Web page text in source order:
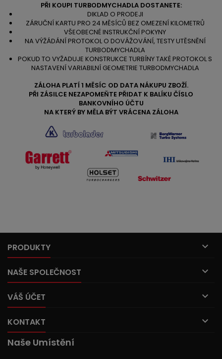
PŘI KOUPI TURBODMYCHADLA DOSTANETE:
DIKLAD O PRODEJI
ZÁRUČNÍ KARTU PRO 24 MĚSÍCŮ BEZ OMEZENÍ KILOMETRŮ
VŠEOBECNÉ INSTRUKČNÍ POKYNY
NA VÝŽÁDÁNÍ PROTOKOL O DOVÁŽOVÁNÍ, TESTY UTĚSNĚNÍ
TURBODMYCHADLA
POKUD TO VYŽADUJE KONSTRUKCE TURBÍNY TAKÉ PROTOKOL S
NASTAVENÍ VARIABILNÍ GEOMETRIE TURBODMYCHADLA
ZÁLOHA PLATÍ 1 MĚSÍC OD DATA NÁKUPU ZBOŽÍ.
PŘI ZÁSILCE NEZAPOMEŇTE PŘIDAT K BALÍKU ČÍSLO
BANKOVNÍHO ÚČTU
NA KTERÝ BY MĚLA BÝT VRÁCENA ZÁLOHA
PRODUKTY 
NAŠE SPOLEČNOST 
VÁŠ ÚČET 
KONTAKT 
Naše Umístění